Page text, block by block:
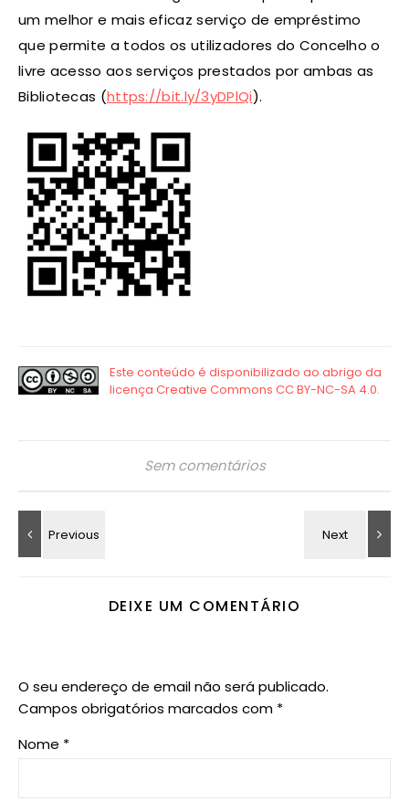
um melhor e mais eficaz serviço de empréstimo
que permite a todos os utilizadores do Concelho o
livre acesso aos serviços prestados por ambas as
Bibliotecas (https://bit.ly/3yDPlQi).
Sem comentários
DEIXE UM COMENTÁRIO
O seu endereço de email não será publicado.
Campos obrigatórios marcados com *
Nome *